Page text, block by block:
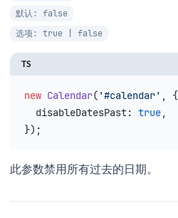
默认: false
选项: true | false
TS
new Calendar( '#calendar' , {
  disableDatesPast
: true,
});
此参数禁用所有过去的日期。